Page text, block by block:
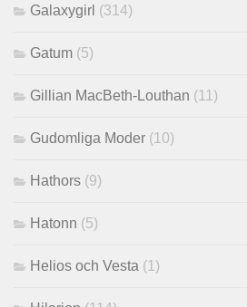
Galaxygirl (314)
Gatum (5)
Gillian MacBeth-Louthan (11)
Gudomliga Moder (10)
Hathors (9)
Hatonn (5)
Helios och Vesta (1)